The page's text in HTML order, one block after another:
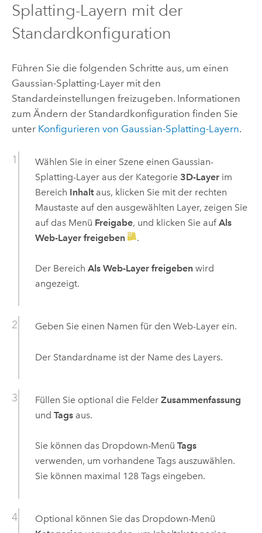
Splatting-Layern mit der
Standardkonfiguration
Führen Sie die folgenden Schritte aus, um einen
Gaussian-Splatting-Layer mit den
Standardeinstellungen freizugeben. Informationen
zum Ändern der Standardkonfiguration finden Sie
unter Konfigurieren von Gaussian-Splatting-Layern.
Wählen Sie in einer Szene einen Gaussian-
Splatting-Layer aus der Kategorie 3D-Layerim
Bereich Inhaltaus, klicken Sie mit der rechten
Maustaste auf den ausgewählten Layer, zeigen Sie
auf das Menü Freigabe, und klicken Sie auf Als
Web-Layer freigeben
.
Der Bereich Als Web-Layer freigebenwird
angezeigt.
Geben Sie einen Namen für den Web-Layer ein.
Der Standardname ist der Name des Layers.
Füllen Sie optional die Felder Zusammenfassung
und Tagsaus.
Sie können das Dropdown-Menü Tags
verwenden, um vorhandene Tags auszuwählen.
Sie können maximal 128 Tags eingeben.
Optional können Sie das Dropdown-Menü